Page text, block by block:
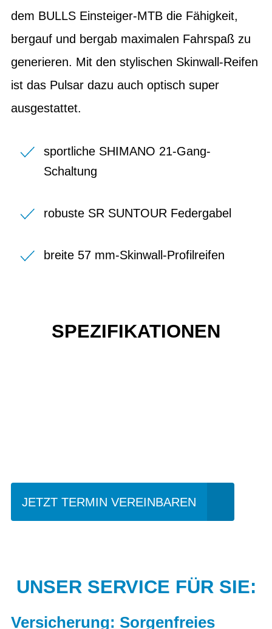
dem BULLS Einsteiger-MTB die Fähigkeit,
bergauf und bergab maximalen Fahrspaß zu
generieren. Mit den stylischen Skinwall-Reifen
ist das Pulsar dazu auch optisch super
ausgestattet.
sportliche SHIMANO 21-Gang-
Schaltung
robuste SR SUNTOUR Federgabel
breite 57 mm-Skinwall-Profilreifen
SPEZIFIKATIONEN
JETZT TERMIN VEREINBAREN
UNSER SERVICE FÜR SIE:
Versicherung: Sorgenfreies